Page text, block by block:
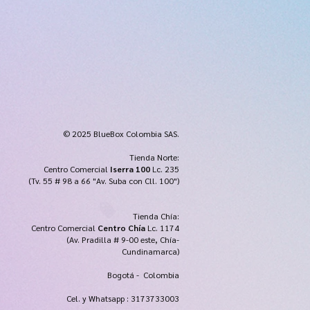
© 2025 BlueBox Colombia SAS.
Tienda Norte:
Centro Comercial Iserra 100 Lc. 235
(Tv. 55 # 98 a 66 "Av. Suba con Cll. 100")
Tienda Chía:
Centro Comercial Centro Chía Lc. 1174
(Av. Pradilla # 9-00 este, Chía-
Cundinamarca)
Bogotá - Colombia
Cel. y Whatsapp : 3173733003